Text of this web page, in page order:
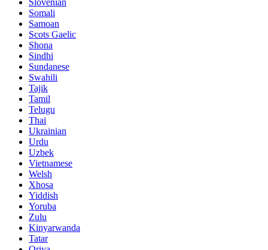
Slovenian
Somali
Samoan
Scots Gaelic
Shona
Sindhi
Sundanese
Swahili
Tajik
Tamil
Telugu
Thai
Ukrainian
Urdu
Uzbek
Vietnamese
Welsh
Xhosa
Yiddish
Yoruba
Zulu
Kinyarwanda
Tatar